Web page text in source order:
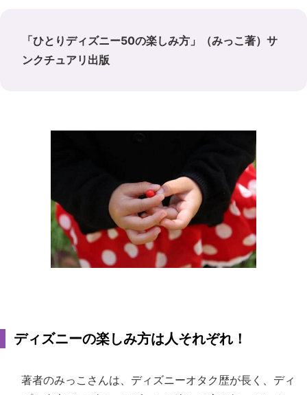
「ひとりディズニー50の楽しみ方」（みっこ著）サ
ンクチュアリ出版
ディズニーの楽しみ方は人それぞれ！
著者のみっこさんは、ディズニーオタク歴が長く、ディ